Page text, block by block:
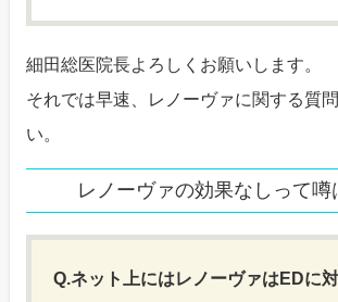
細田総医院長よろしくお願いします。
それでは早速、レノーヴァに関する質
い。
レノーヴァの効果なしって噂
Q.ネット上にはレノーヴァはEDに